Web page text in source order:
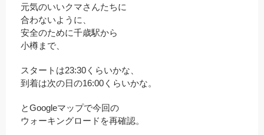
元気のいいクマさんたちに
合わないように、
安全のために千歳駅から
小樽まで、
スタートは23:30くらいかな、
到着は次の日の16:00くらいかな。
とGoogleマップで今回の
ウォーキングロードを再確認。